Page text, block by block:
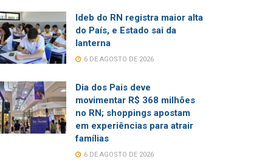
Ideb do RN registra maior alta
do País, e Estado sai da
lanterna
6 DE AGOSTO DE 2026
Dia dos Pais deve
movimentar R$ 368 milhões
no RN; shoppings apostam
em experiências para atrair
famílias
6 DE AGOSTO DE 2026